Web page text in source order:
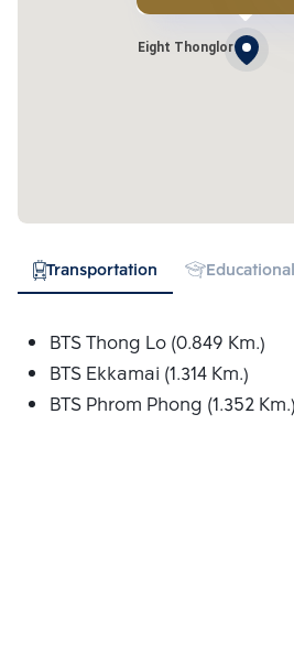
Eight Thonglor
Transportation
BTS Thong Lo (0.849 Km.)
BTS Ekkamai (1.314 Km.)
BTS Phrom Phong (1.352 Km.)